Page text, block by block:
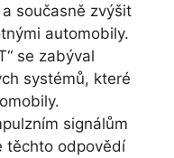
současně zvýšit
automobily.
se zabýval
systémů, které
signálům
těchto odpovědí